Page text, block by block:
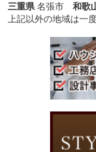
三重県 名張市和歌
上記以外の地域は一